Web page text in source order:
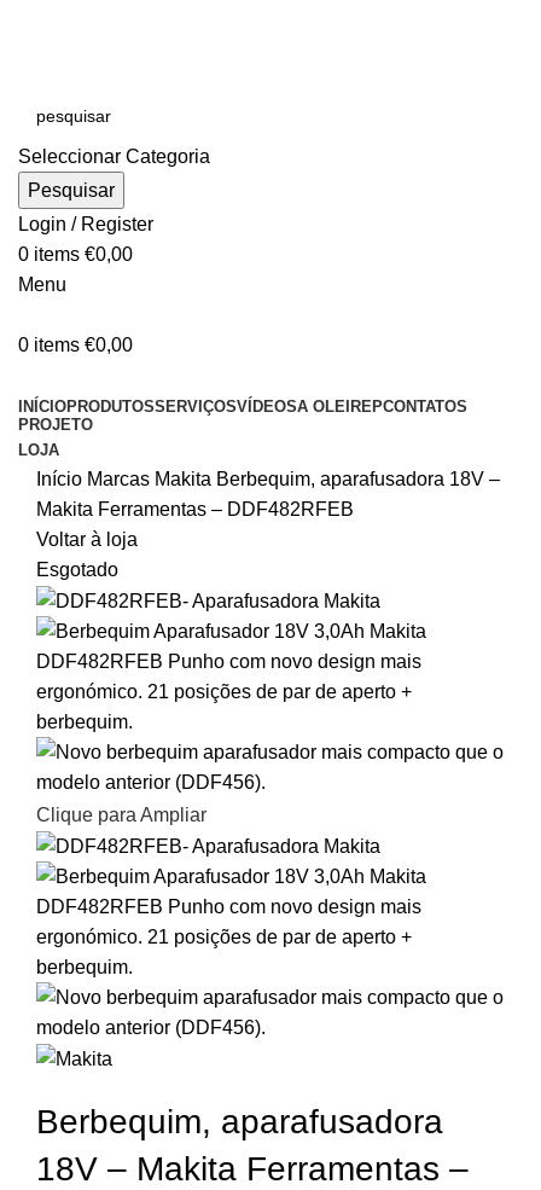
Seleccionar Categoria
Pesquisar
Login / Register
0 items €0,00
Menu
0 items €0,00
INÍCIOPRODUTOSSERVIÇOSVÍDEOSA OLEIREPCONTATOS
PROJETO
LOJA
Início Marcas Makita Berbequim, aparafusadora 18V –
Makita Ferramentas – DDF482RFEB
Voltar à loja
Esgotado
Clique para Ampliar
Berbequim, aparafusadora
18V – Makita Ferramentas –